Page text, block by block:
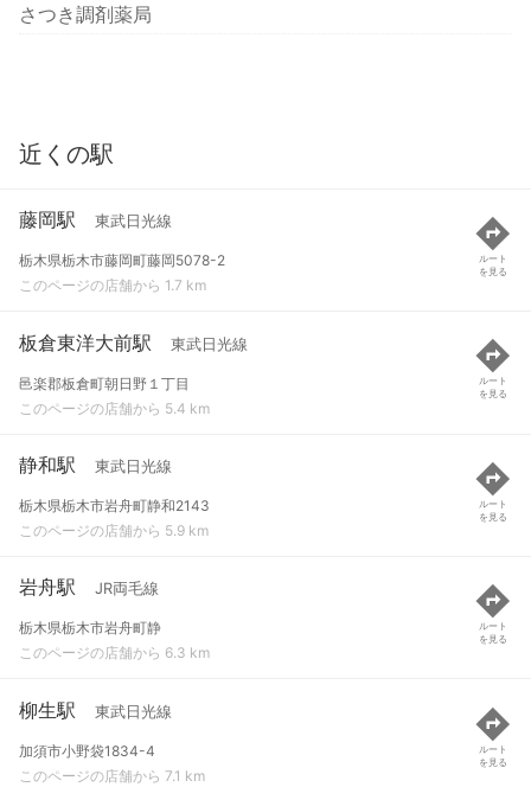
さつき調剤薬局
近くの駅
藤岡駅 東武日光線
栃木県栃木市藤岡町藤岡5078-2
このページの店舗から 1.7 km
ルート
を見る
板倉東洋大前駅 東武日光線
邑楽郡板倉町朝日野１丁目
このページの店舗から 5.4 km
ルート
を見る
静和駅 東武日光線
栃木県栃木市岩舟町静和2143
このページの店舗から 5.9 km
ルート
を見る
岩舟駅 JR両毛線
栃木県栃木市岩舟町静
このページの店舗から 6.3 km
ルート
を見る
柳生駅 東武日光線
加須市小野袋1834-4
このページの店舗から 7.1 km
ルート
を見る